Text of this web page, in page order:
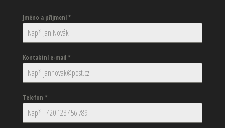
Jméno a příjmení*
Kontaktní e-mail*
Telefon *